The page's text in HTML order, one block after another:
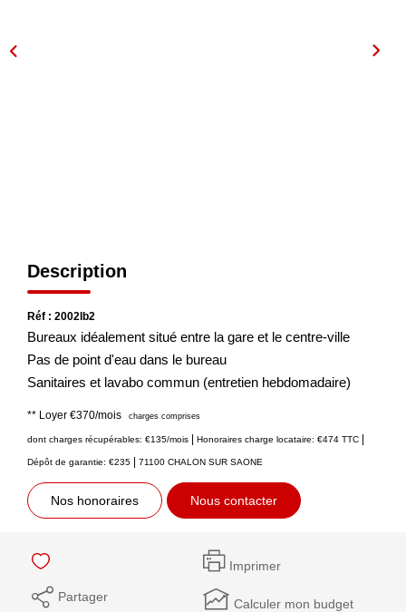
Mon Compte Transaction
Description
Réf : 2002lb2
Bureaux idéalement situé entre la gare et le centre-ville
Pas de point d'eau dans le bureau
Sanitaires et lavabo commun (entretien hebdomadaire)
** Loyer €370/mois charges comprises
dont charges récupérables: €135/mois | Honoraires charge locataire: €474 TTC |
Dépôt de garantie: €235 | 71100 CHALON SUR SAONE
Nos honoraires Nous contacter
Imprimer
Partager Calculer mon budget